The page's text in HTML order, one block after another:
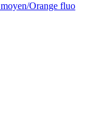
Orange fluo